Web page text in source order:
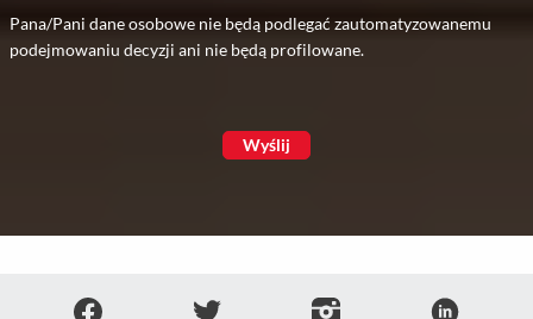
Pana/Pani dane osobowe nie będą podlegać zautomatyzowanemu
podejmowaniu decyzji ani nie będą profilowane.
Wyślij